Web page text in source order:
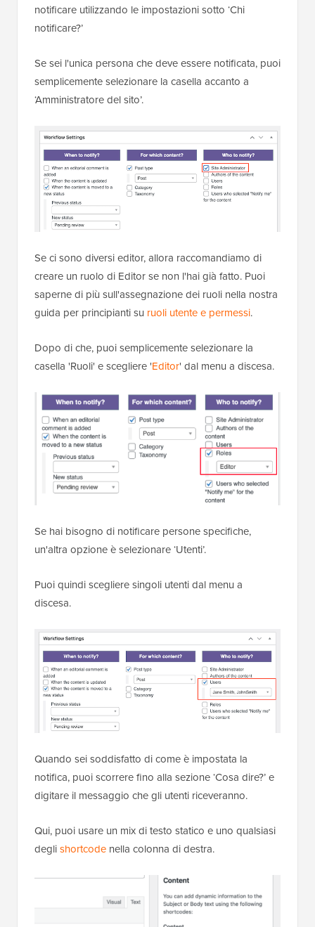
notificare utilizzando le impostazioni sotto ‘Chi
notificare?’
Se sei l'unica persona che deve essere notificata, puoi
semplicemente selezionare la casella accanto a
‘Amministratore del sito’.
Se ci sono diversi editor, allora raccomandiamo di
creare un ruolo di Editor se non l'hai già fatto. Puoi
saperne di più sull'assegnazione dei ruoli nella nostra
guida per principianti su ruoli utente e permessi.
Dopo di che, puoi semplicemente selezionare la
casella 'Ruoli' e scegliere 'Editor' dal menu a discesa.
Se hai bisogno di notificare persone specifiche,
un'altra opzione è selezionare ‘Utenti’.
Puoi quindi scegliere singoli utenti dal menu a
discesa.
Quando sei soddisfatto di come è impostata la
notifica, puoi scorrere fino alla sezione ‘Cosa dire?’ e
digitare il messaggio che gli utenti riceveranno.
Qui, puoi usare un mix di testo statico e uno qualsiasi
deglishortcode nella colonna di destra.